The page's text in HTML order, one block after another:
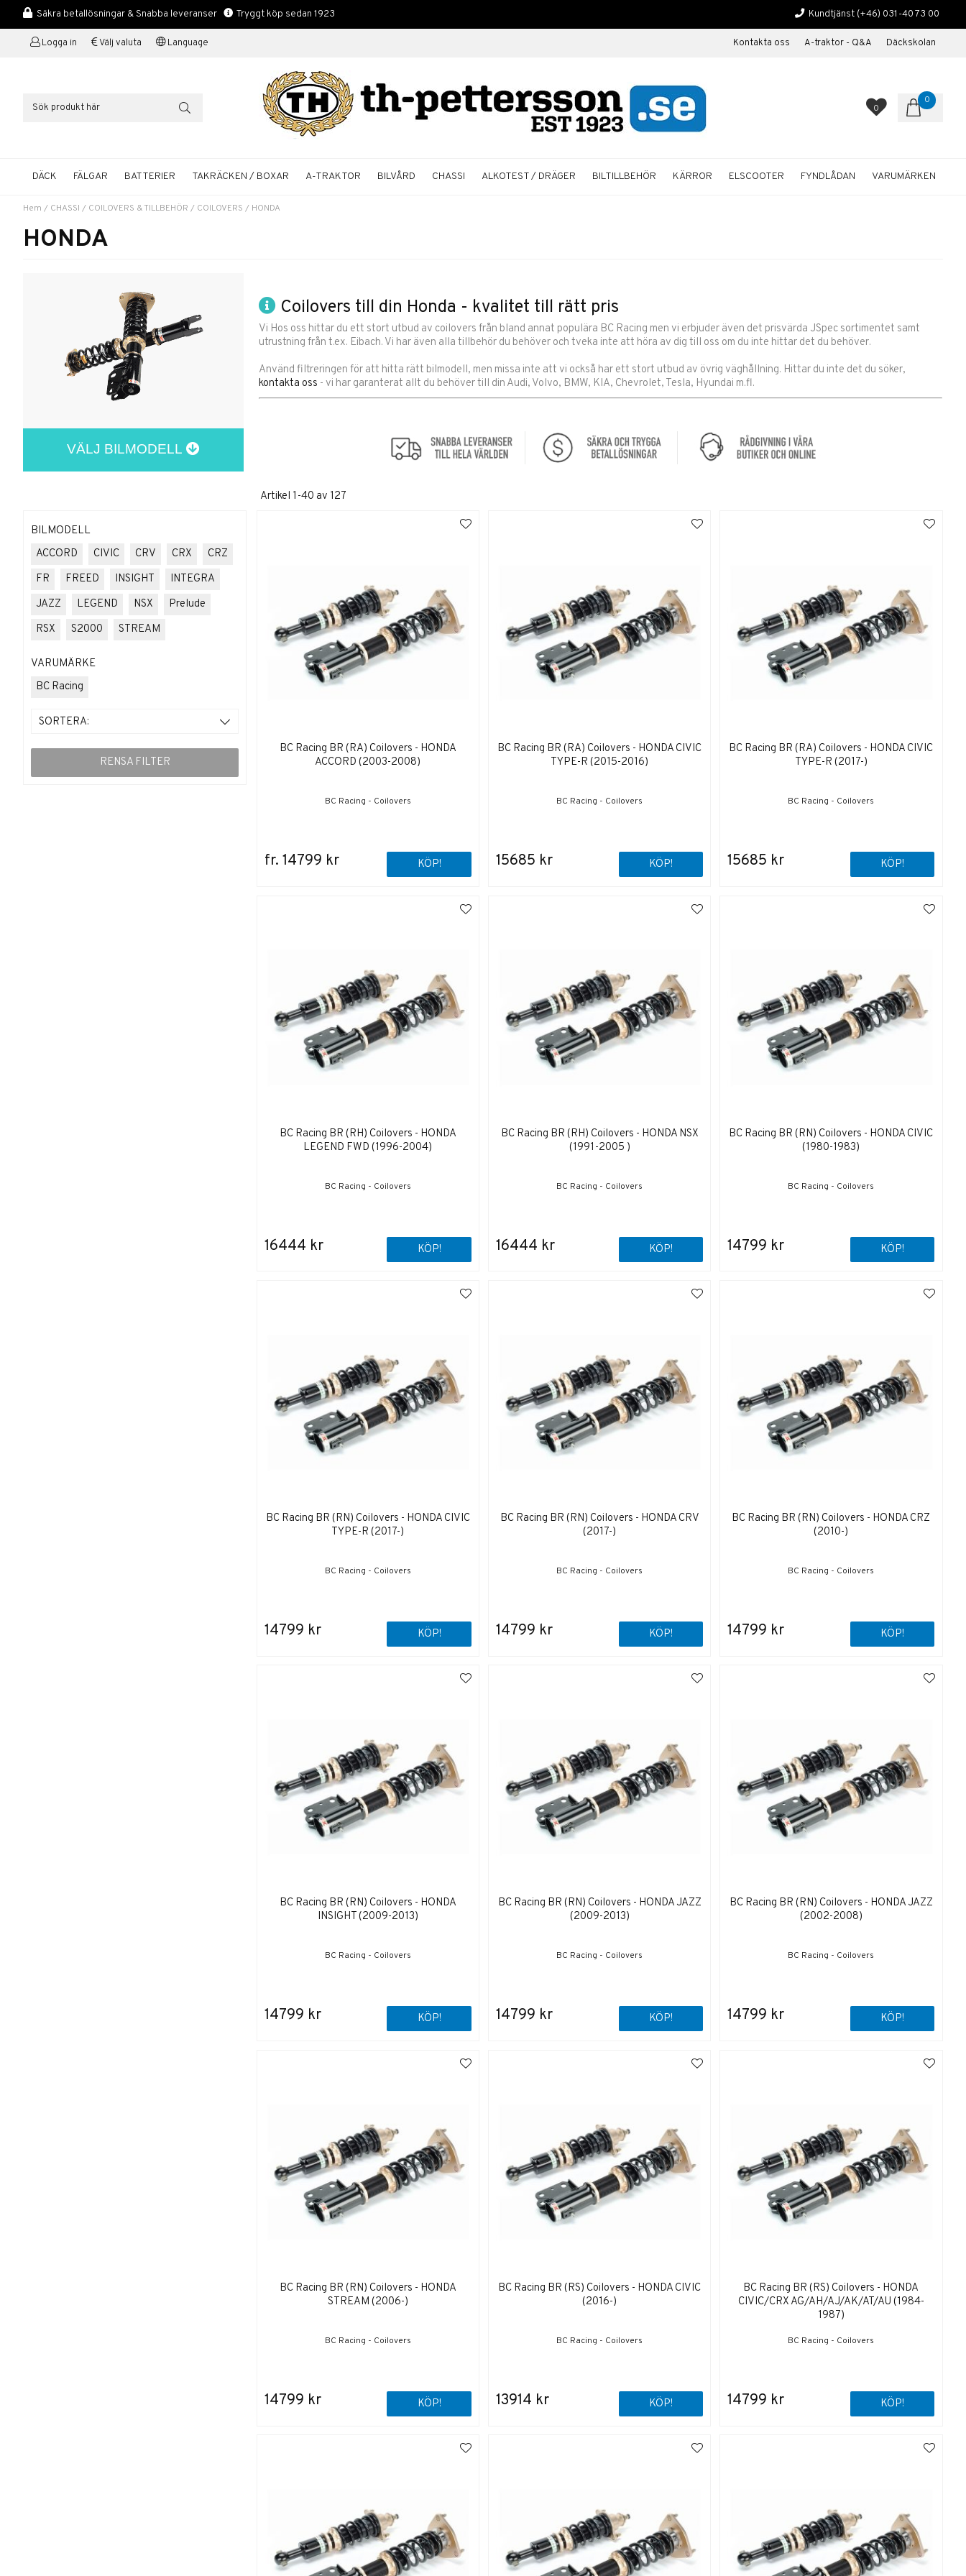
Säkra betallösningar & Snabba leveranser Tryggt köp sedan 1923 Kundtjänst (+46) 031-40 73 00
Logga in Välj valuta Language Kontakta oss A-traktor - Q&A Däckskolan
0
0
DÄCK FÄLGAR BATTERIER TAKRÄCKEN / BOXAR A-TRAKTOR BILVÅRD CHASSI ALKOTEST / DRÄGER BILTILLBEHÖR KÄRROR ELSCOOTER FYNDLÅDAN VARUMÄRKEN
Hem / CHASSI / COILOVERS & TILLBEHÖR / COILOVERS / HONDA
HONDA
Coilovers till din Honda - kvalitet till rätt pris
Vi Hos oss hittar du ett stort utbud av coilovers från bland annat populära BC Racing men vi erbjuder även det prisvärda JSpec sortimentet samt
utrustning från t.ex. Eibach. Vi har även alla tillbehör du behöver och tveka inte att höra av dig till oss om du inte hittar det du behöver.
Använd filtreringen för att hitta rätt bilmodell, men missa inte att vi också har ett stort utbud av övrig väghållning. Hittar du inte det du söker,
kontakta oss - vi har garanterat allt du behöver till din Audi, Volvo, BMW, KIA, Chevrolet, Tesla, Hyundai m.fl.
VÄLJ BILMODELL
Artikel 1-40 av 127
SORTERA:
BILMODELL
ACCORD
CIVIC CRV CRX
CRZ
FR
FREED INSIGHT
INTEGRA
JAZZ
LEGEND NSX
Prelude
RSX
S2000 STREAM
VARUMÄRKE
BC Racing
RENSA FILTER
BC Racing BR (RA) Coilovers - HONDA
ACCORD (2003-2008)
BC Racing - Coilovers
fr. 14799 kr KÖP!
BC Racing BR (RA) Coilovers - HONDA CIVIC
TYPE-R (2015-2016)
BC Racing - Coilovers
15685 kr KÖP!
BC Racing BR (RA) Coilovers - HONDA CIVIC
TYPE-R (2017-)
BC Racing - Coilovers
15685 kr KÖP!
BC Racing BR (RH) Coilovers - HONDA
LEGEND FWD (1996-2004)
BC Racing - Coilovers
16444 kr KÖP!
BC Racing BR (RH) Coilovers - HONDA NSX
(1991-2005 )
BC Racing - Coilovers
16444 kr KÖP!
BC Racing BR (RN) Coilovers - HONDA CIVIC
(1980-1983)
BC Racing - Coilovers
14799 kr KÖP!
BC Racing BR (RN) Coilovers - HONDA CIVIC
TYPE-R (2017-)
BC Racing - Coilovers
14799 kr KÖP!
BC Racing BR (RN) Coilovers - HONDA CRV
(2017-)
BC Racing - Coilovers
14799 kr KÖP!
BC Racing BR (RN) Coilovers - HONDA CRZ
(2010-)
BC Racing - Coilovers
14799 kr KÖP!
BC Racing BR (RN) Coilovers - HONDA
INSIGHT (2009-2013)
BC Racing - Coilovers
14799 kr KÖP!
BC Racing BR (RN) Coilovers - HONDA JAZZ
(2009-2013)
BC Racing - Coilovers
14799 kr KÖP!
BC Racing BR (RN) Coilovers - HONDA JAZZ
(2002-2008)
BC Racing - Coilovers
14799 kr KÖP!
BC Racing BR (RN) Coilovers - HONDA
STREAM (2006-)
BC Racing - Coilovers
14799 kr KÖP!
BC Racing BR (RS) Coilovers - HONDA CIVIC
(2016-)
BC Racing - Coilovers
13914 kr KÖP!
BC Racing BR (RS) Coilovers - HONDA
CIVIC/CRX AG/AH/AJ/AK/AT/AU (1984-
1987)
BC Racing - Coilovers
14799 kr KÖP!